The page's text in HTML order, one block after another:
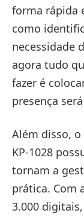
forma rápida
como
necessidade
agora tudo
fazer é
presença
Além disso,
KP-1028
tornam a
prática. Com
3.000